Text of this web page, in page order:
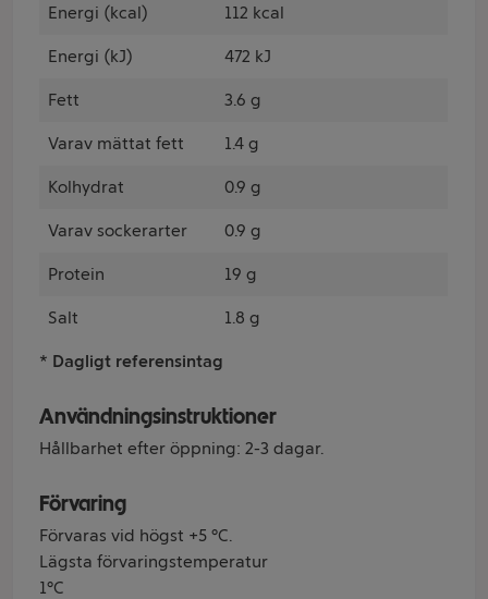
Energi (kcal) 112 kcal
Energi (kJ) 472 kJ
Fett 3.6 g
Varav mättat fett 1.4 g
Kolhydrat 0.9 g
Varav sockerarter 0.9 g
Protein 19 g
Salt 1.8 g
* Dagligt referensintag
Användningsinstruktioner
Hållbarhet efter öppning: 2-3 dagar.
Förvaring
Förvaras vid högst +5 °C.
Lägsta förvaringstemperatur
1°C